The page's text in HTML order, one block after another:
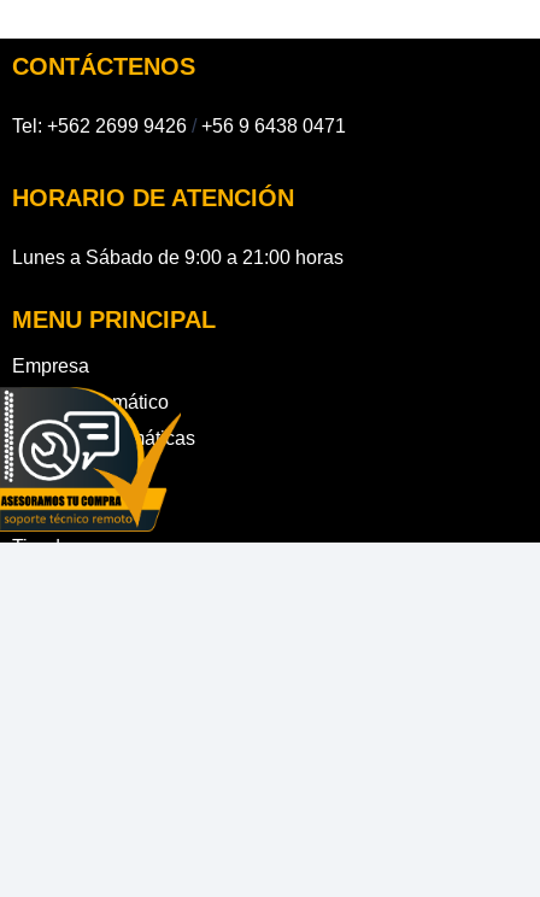
CONTÁCTENOS
Tel: +562 2699 9426 / +56 9 6438 0471
HORARIO DE ATENCIÓN
Lunes a Sábado de 9:00 a 21:00 horas
MENU PRINCIPAL
Empresa
Portón Automático
Barreras Automáticas
Cerrajería
Tips
Tienda